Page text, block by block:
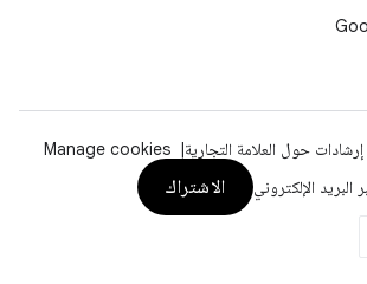
إرشادات حول العلامة التجارية
Manage cookies
البريد الإلكتروني
الاشتراك